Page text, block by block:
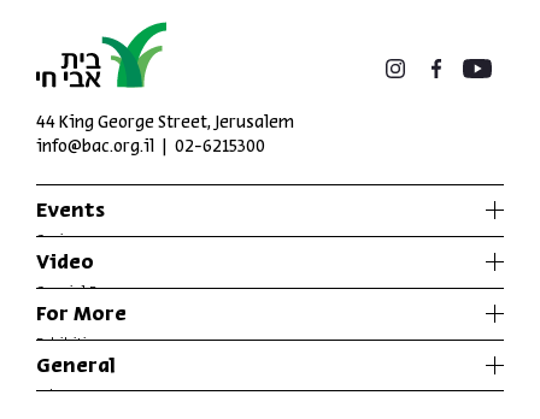
Events
Series
Past Programs
Video
Special Programs
Music
For More
Exhibitions
Articles
General
44 King George Street, Jerusalem
info@bac.org.il
02-6215300